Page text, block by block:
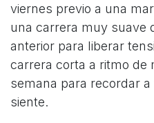
viernes previo a una
una carrera muy suave
anterior para liberar
carrera corta a ritmo de
semana para recordar
siente.